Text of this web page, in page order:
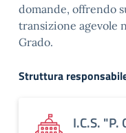
domande, offrendo
transizione agevole
Grado.
Struttura
I.C.S.